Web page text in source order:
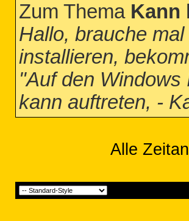
Zum Thema Kann
Hallo, brauche
installieren,
"Auf den
kann auftreten, -
Alle